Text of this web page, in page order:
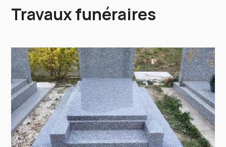
Travaux funéraires